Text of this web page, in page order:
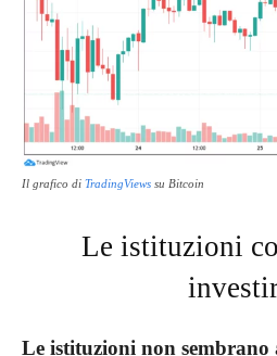
Il grafico di TradingViews su Bitcoin
Le istituzioni
Le istituzioni non sembrano